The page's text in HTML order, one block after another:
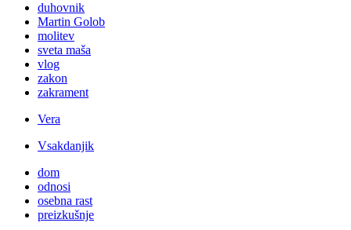
duhovnik
Martin Golob
molitev
sveta maša
vlog
zakon
zakrament
Vera
Vsakdanjik
dom
odnosi
osebna rast
preizkušnje